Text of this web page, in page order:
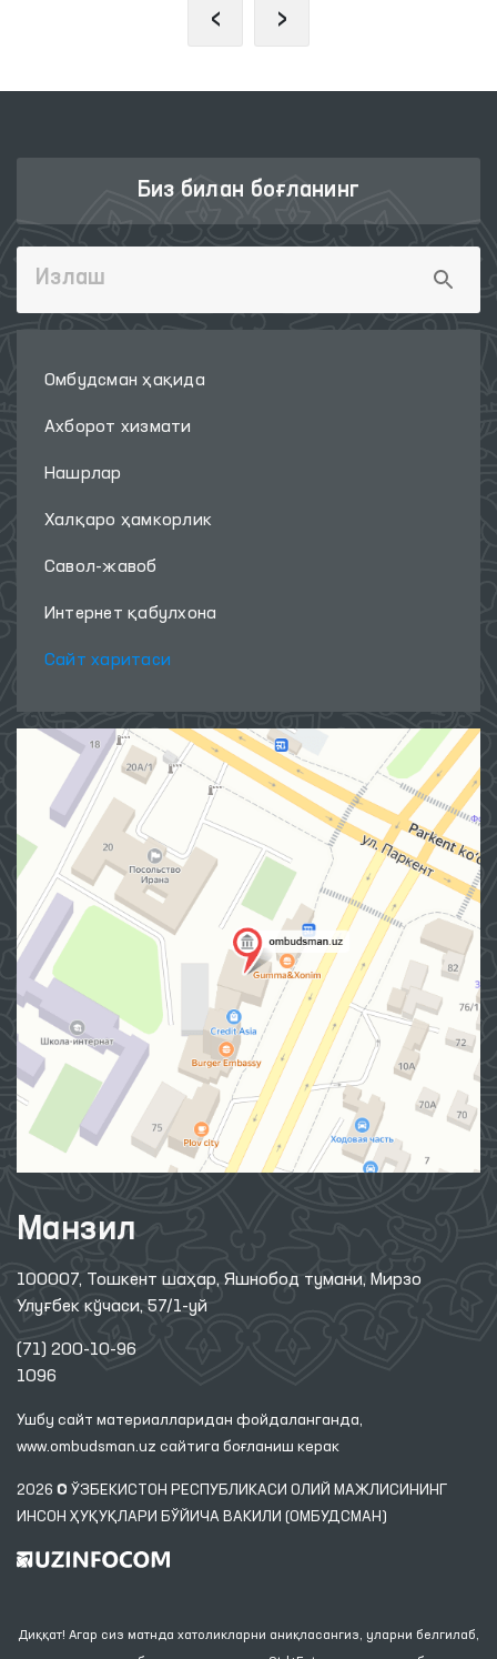
‹ ›
Биз билан боғланинг
Омбудсман ҳақида
Ахборот хизмати
Нашрлар
Халқаро ҳамкорлик
Савол-жавоб
Интернет қабулхона
Сайт харитаси
Манзил
100007, Тошкент шаҳар, Яшнобод тумани, Мирзо
Улуғбек кўчаси, 57/1-уй
(71) 200-10-96
1096
Ушбу сайт материалларидан фойдаланганда,
www.ombudsman.uz сайтига боғланиш керак
2026 © ЎЗБЕКИСТОН РЕСПУБЛИКАСИ ОЛИЙ МАЖЛИСИНИНГ
ИНСОН ҲУҚУҚЛАРИ БЎЙИЧА ВАКИЛИ (ОМБУДСМАН)
Диққат! Агар сиз матнда хатоликларни аниқласангиз, уларни белгилаб,